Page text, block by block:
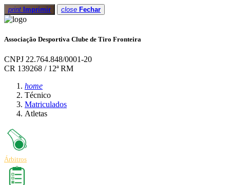
print Imprimir close Fechar
Associação Desportiva Clube de Tiro Fronteira
CNPJ 22.764.848/0001-20
CR 139268 / 12ª RM
home
Técnico
Matriculados
Atletas
Árbitros